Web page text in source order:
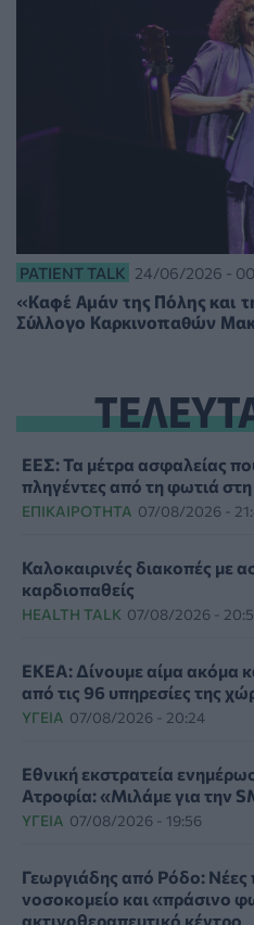
PATIENT TALK 24/06/2026 -
«Καφέ Αμάν της Πόλης και
Σύλλογο Καρκινοπαθών
ΕΕΣ: Τα μέτρα ασφαλείας
πληγέντες από τη φωτιά στη
ΕΠΙΚΑΙΡΌΤΗΤΑ 07/08/2026 -
Καλοκαιρινές διακοπές με
καρδιοπαθείς
HEALTH TALK 07/08/2026 -
ΕΚΕΑ: Δίνουμε αίμα ακόμα
από τις 96 υπηρεσίες της
ΥΓΕΊΑ 07/08/2026 - 20:24
Εθνική εκστρατεία
Ατροφία: «Μιλάμε για την
ΥΓΕΊΑ 07/08/2026 - 19:56
Γεωργιάδης από Ρόδο: Νέες
νοσοκομείο και «πράσινο
ακτινοθεραπευτικό κέντρο